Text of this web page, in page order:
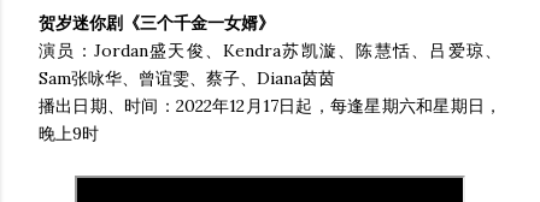
贺岁迷你剧《三个千金一女婿》
演员：Jordan盛天俊、Kendra苏凯漩、陈慧恬、吕爱琼、
Sam张咏华、曾谊雯、蔡子、Diana茵茵
播出日期、时间：2022年12月17日起，每逢星期六和星期日，
晚上9时